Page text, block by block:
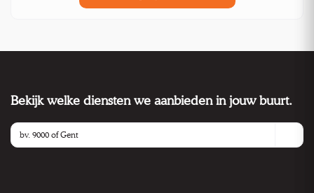
Bekijk welke diensten we aanbieden in jouw buurt.